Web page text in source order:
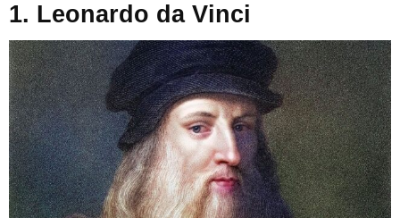
1. Leonardo da Vinci